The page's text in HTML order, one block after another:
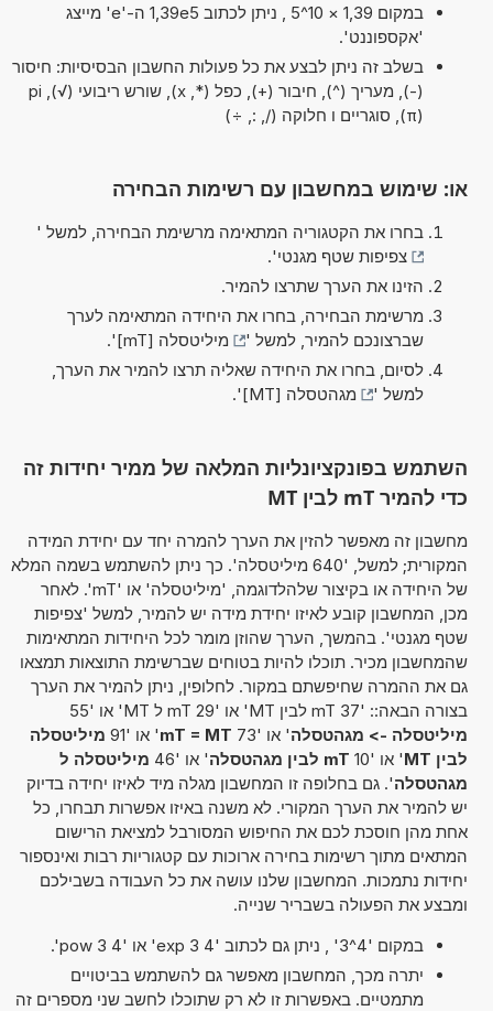
במקום 1,39 × 10^5 , ניתן לכתוב 1,39e5 ה-'e' מייצג
'אקספוננט'.
בשלב זה ניתן לבצע את כל פעולות החשבון הבסיסיות: חיסור
(-), מעריך (^), חיבור (+), כפל (*, x), שורש ריבועי (√), pi
(π), סוגריים ו חלוקה (/, :, ÷)
או: שימוש במחשבון עם רשימות הבחירה
בחרו את הקטגוריה המתאימה מרשימת הבחירה, למשל '
צפיפות שטף מגנטי'.
הזינו את הערך שתרצו להמיר.
מרשימת הבחירה, בחרו את היחידה המתאימה לערך
שברצונכם להמיר, למשל '
מיליטסלה [mT]
'.
לסיום, בחרו את היחידה שאליה תרצו להמיר את הערך,
למשל '
מגהטסלה [MT] '.
השתמש בפונקציונליות המלאה של ממיר יחידות זה
כדי להמיר mT לבין MT
מחשבון זה מאפשר להזין את הערך להמרה יחד עם יחידת המידה
המקורית; למשל, '640 מיליטסלה'. כך ניתן להשתמש בשמה המלא
של היחידה או בקיצור שלהלדוגמה, 'מיליטסלה' או 'mT'. לאחר
מכן, המחשבון קובע לאיזו יחידת מידה יש להמיר, למשל 'צפיפות
שטף מגנטי'. בהמשך, הערך שהוזן מומר לכל היחידות המתאימות
שהמחשבון מכיר. תוכלו להיות בטוחים שברשימת התוצאות תמצאו
גם את ההמרה שחיפשתם במקור. לחלופין, ניתן להמיר את הערך
בצורה הבאה:: '37 mT לבין MT' או '29 mT ל MT' או '55
מיליטסלה -> מגהטסלה' או '73 mT = MT' או '91
מיליטסלה
לבין MT
' או '10 mT לבין מגהטסלה ' או '46
מיליטסלה ל
מגהטסלה'. גם בחלופה זו המחשבון מגלה מיד לאיזו יחידה בדיוק
יש להמיר את הערך המקורי. לא משנה באיזו אפשרות תבחרו, כל
אחת מהן חוסכת לכם את החיפוש המסורבל למציאת הרישום
המתאים מתוך רשימות בחירה ארוכות עם קטגוריות רבות ואינספור
יחידות נתמכות. המחשבון שלנו עושה את כל העבודה בשבילכם
ומבצע את הפעולה בשבריר שנייה.
במקום '4^3' , ניתן גם לכתוב '4 exp 3' או '4 pow 3'.
יתרה מכך, המחשבון מאפשר גם להשתמש בביטויים
מתמטיים. באפשרות זו לא רק שתוכלו לחשב שני מספרים זה